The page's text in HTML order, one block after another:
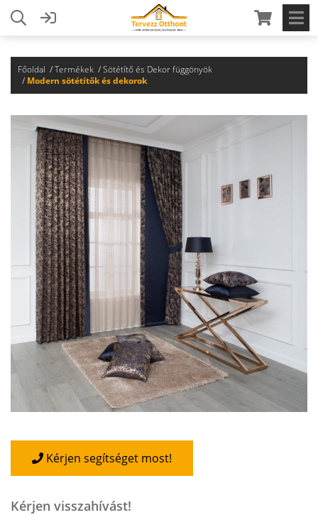
Főoldal Termékek
Sötétítő és Dekor függönyök
Modern sötétítők és dekorok
Kérjen segítséget most!
Kérjen visszahívást!